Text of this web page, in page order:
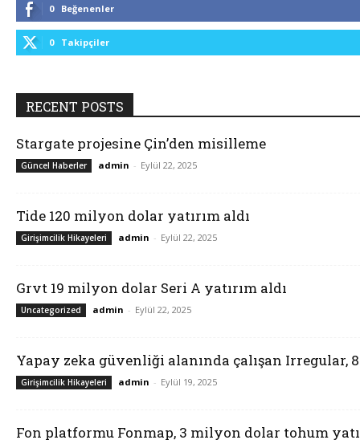
0 Beğenenler
0 Takipçiler
RECENT POSTS
Stargate projesine Çin’den misilleme
Güncel Haberler admin - Eylül 22, 2025
Tide 120 milyon dolar yatırım aldı
Girişimcilik Hikayeleri admin - Eylül 22, 2025
Grvt 19 milyon dolar Seri A yatırım aldı
Uncategorized admin - Eylül 22, 2025
Yapay zeka güvenliği alanında çalışan Irregular,
Girişimcilik Hikayeleri admin - Eylül 19, 2025
Fon platformu Fonmap, 3 milyon dolar tohum